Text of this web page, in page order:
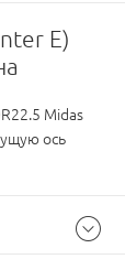
E)
Midas
ось